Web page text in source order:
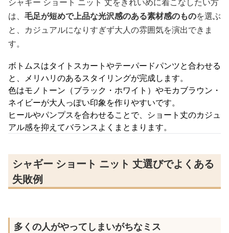
は、 毛足が短めで上品な光沢感のある素材感のものを選ぶ
と、カジュアルになりすぎず大人の雰囲気を演出できま
す。
ボトムスはタイトスカートやテーパードパンツと合わせる
と、メリハリのあるスタイリングが完成します。
色はモノトーン（ブラック・ホワイト）やモカブラウン・
ネイビーが大人っぽい印象を作りやすいです。
ヒールやパンプスを合わせることで、ショート丈のカジュ
アル感を抑えてバランスよくまとまります。
シャギー ショート ニット 丈選びでよくある
失敗例
多くの人がやってしまいがちなミス